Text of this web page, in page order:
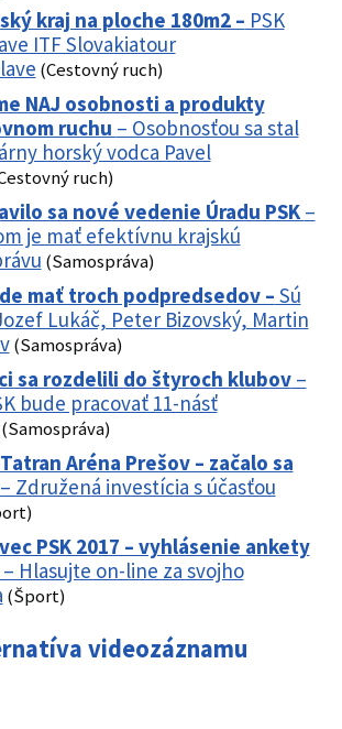
kraj na ploche 180m2 – PSK
ITF Slovakiatour
(Cestovný ruch)
NAJ osobnosti a produkty
ruchu – Osobnosťou sa stal
horský vodca Pavel
ruch)
sa nové vedenie Úradu PSK–
je mať efektívnu krajskú
(Samospráva)
mať troch podpredsedov – Sú
Lukáč, Peter Bizovský, Martin
(Samospráva)
sa rozdelili do štyroch klubov–
bude pracovať 11-násť
(Samospráva)
Aréna Prešov – začalo sa
Združená investícia s účasťou
PSK 2017 – vyhlásenie ankety
– Hlasujte on-line za svojho
(Šport)
videozáznamu